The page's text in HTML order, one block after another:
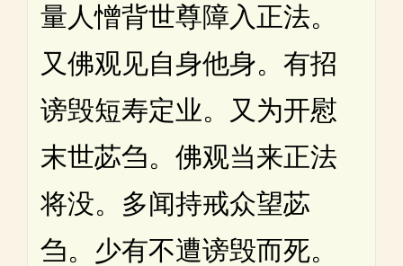
量人憎背世尊障入正法。
又佛观见自身他身。有招
谤毁短寿定业。又为开慰
末世苾刍。佛观当来正法
将没。多闻持戒众望苾
刍。少有不遭谤毁而死。